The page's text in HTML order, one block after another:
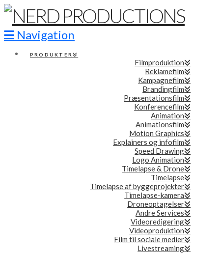
Navigation
PRODUKTER
Filmproduktion
Reklamefilm
Kampagnefilm
Brandingfilm
Præsentationsfilm
Konferencefilm
Animation
Animationsfilm
Motion Graphics
Explainers og infofilm
Speed Drawing
Logo Animation
Timelapse & Drone
Timelapse
Timelapse af byggeprojekter
Timelapse-kamera
Droneoptagelser
Andre Services
Videoredigering
Videoproduktion
Film til sociale medier
Livestreaming